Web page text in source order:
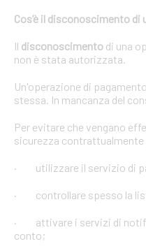
Cos’è il disconoscimento
Il disconoscimento di una
non è stata autorizzata.
Un'operazione di
stessa. In mancanza del
Per evitare che vengano
sicurezza
· utilizzare il servizio di
· controllare spesso la
· attivare i servizi di
conto;